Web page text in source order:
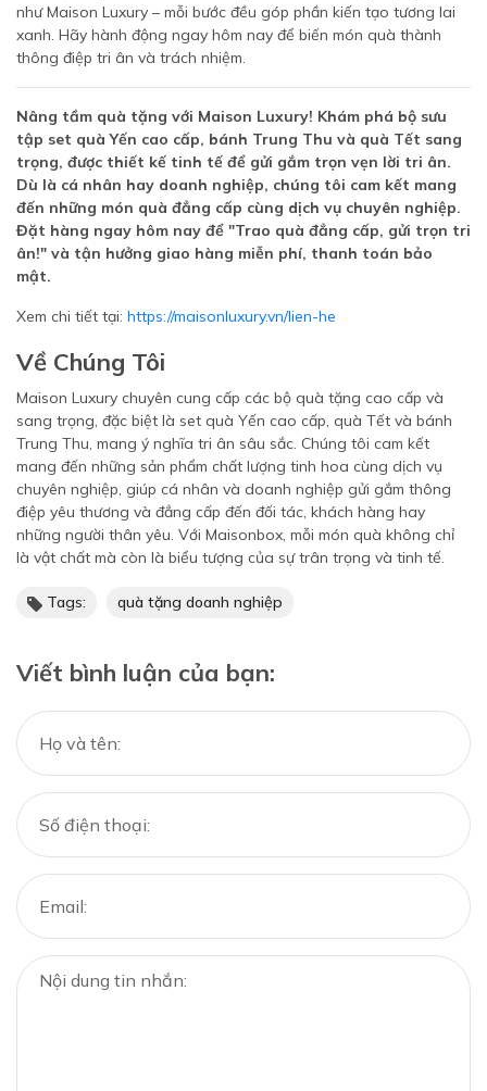
như Maison Luxury – mỗi bước đều góp phần kiến tạo tương lai
xanh. Hãy hành động ngay hôm nay để biến món quà thành
thông điệp tri ân và trách nhiệm.
Nâng tầm quà tặng với Maison Luxury! Khám phá bộ sưu
tập set quà Yến cao cấp, bánh Trung Thu và quà Tết sang
trọng, được thiết kế tinh tế để gửi gắm trọn vẹn lời tri ân.
Dù là cá nhân hay doanh nghiệp, chúng tôi cam kết mang
đến những món quà đẳng cấp cùng dịch vụ chuyên nghiệp.
Đặt hàng ngay hôm nay để "Trao quà đẳng cấp, gửi trọn tri
ân!" và tận hưởng giao hàng miễn phí, thanh toán bảo
mật.
Xem chi tiết tại: https://maisonluxury.vn/lien-he
Về Chúng Tôi
Maison Luxury chuyên cung cấp các bộ quà tặng cao cấp và
sang trọng, đặc biệt là set quà Yến cao cấp, quà Tết và bánh
Trung Thu, mang ý nghĩa tri ân sâu sắc. Chúng tôi cam kết
mang đến những sản phẩm chất lượng tinh hoa cùng dịch vụ
chuyên nghiệp, giúp cá nhân và doanh nghiệp gửi gắm thông
điệp yêu thương và đẳng cấp đến đối tác, khách hàng hay
những người thân yêu. Với Maisonbox, mỗi món quà không chỉ
là vật chất mà còn là biểu tượng của sự trân trọng và tinh tế.
Tags: quà tặng doanh nghiệp
Viết bình luận của bạn: